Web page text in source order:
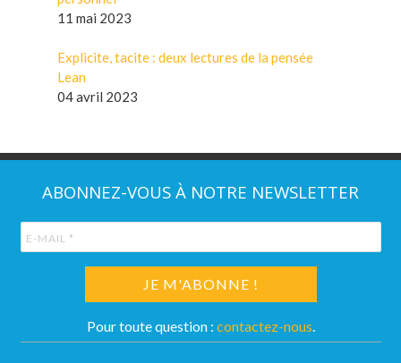
11 mai 2023
Explicite, tacite : deux lectures de la pensée
Lean
04 avril 2023
ABONNEZ-VOUS À NOTRE NEWSLETTER
Pour toute question : contactez-nous